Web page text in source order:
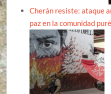
Cherán resiste: ataque
paz en la comunidad